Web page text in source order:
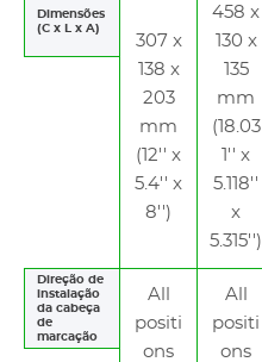
Dimensões
(C x L x A)
307 x
138 x
203
mm
(12'' x
5.4'' x
8'')
458 x
130 x
135
mm
(18.03
1'' x
5.118''
x
5.315'')
Direção de
instalação
da cabeça
de
marcação
All
positi
ons
All
positi
ons